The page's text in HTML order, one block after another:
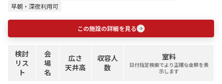
早朝・深夜利用可
この施設の詳細を見る
検討
リス
ト
会
場
名
広さ
天井高
収容人
数
室料
日付指定検索でより正確な金額を表
示します